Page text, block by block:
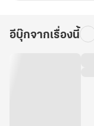
เป็นภาษาจีนเอาไว้
ไดอารี่ที่่ไม่มีผู้ใดอ่านอ
อีบุ๊กจากเรื่องนี้